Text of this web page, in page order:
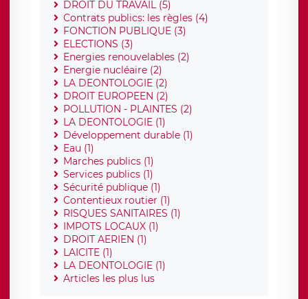
DROIT DU TRAVAIL (5)
Contrats publics: les règles (4)
FONCTION PUBLIQUE (3)
ELECTIONS (3)
Energies renouvelables (2)
Energie nucléaire (2)
LA DEONTOLOGIE (2)
DROIT EUROPEEN (2)
POLLUTION - PLAINTES (2)
LA DEONTOLOGIE (1)
Développement durable (1)
Eau (1)
Marches publics (1)
Services publics (1)
Sécurité publique (1)
Contentieux routier (1)
RISQUES SANITAIRES (1)
IMPOTS LOCAUX (1)
DROIT AERIEN (1)
LAICITE (1)
LA DEONTOLOGIE (1)
Articles les plus lus